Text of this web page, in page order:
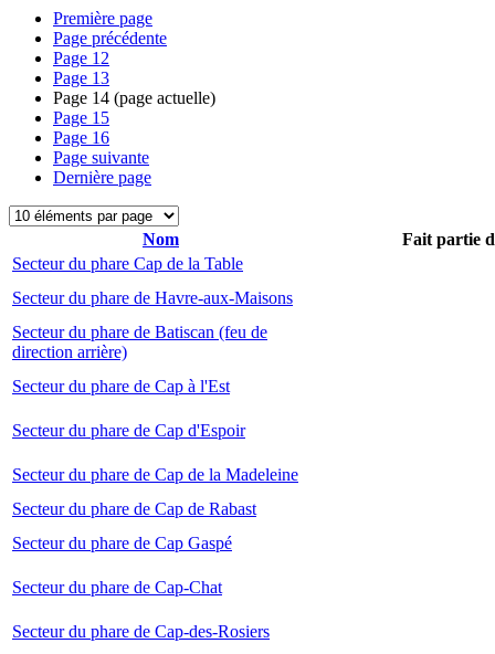
Première page
Page précédente
Page 12
Page 13
Page 14 (page actuelle)
Page 15
Page 16
Page suivante
Dernière page
Nom
Fait partie
Secteur du phare Cap de la Table
Secteur du phare de Havre-aux-Maisons
Secteur du phare de Batiscan (feu de
direction arrière)
Secteur du phare de Cap à l'Est
Secteur du phare de Cap d'Espoir
Secteur du phare de Cap de la Madeleine
Secteur du phare de Cap de Rabast
Secteur du phare de Cap Gaspé
Secteur du phare de Cap-Chat
Secteur du phare de Cap-des-Rosiers